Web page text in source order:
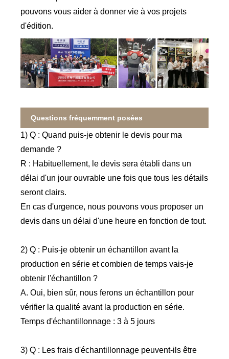
pouvons vous aider à donner vie à vos projets
d'édition.
Questions fréquemment posées
1) Q : Quand puis-je obtenir le devis pour ma
demande ?
R : Habituellement, le devis sera établi dans un
délai d'un jour ouvrable une fois que tous les détails
seront clairs.
En cas d'urgence, nous pouvons vous proposer un
devis dans un délai d'une heure en fonction de tout.
2) Q : Puis-je obtenir un échantillon avant la
production en série et combien de temps vais-je
obtenir l'échantillon ?
A. Oui, bien sûr, nous ferons un échantillon pour
vérifier la qualité avant la production en série.
Temps d'échantillonnage : 3 à 5 jours
3) Q : Les frais d'échantillonnage peuvent-ils être